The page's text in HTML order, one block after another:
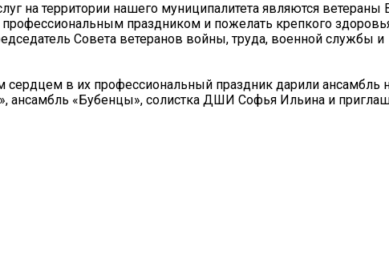
на территории нашего муниципалитета являются ветераны
праздником и пожелать крепкого
Совета ветеранов войны, труда, военной службы и
в их профессиональный праздник дарили ансамбль
ансамбль «Бубенцы», солистка ДШИ Софья Ильина и